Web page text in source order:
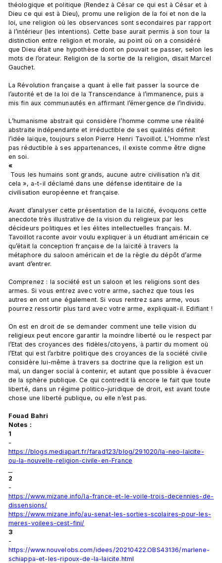
théologique et politique (Rendez à César ce qui est à César et à
Dieu ce qui est à Dieu), promu une religion de la foi et non de la
loi, une religion où les observances sont secondaires par rapport
à l’intérieur (les intentions). Cette base aurait permis à son tour la
distinction entre religion et morale, au point où on a considéré
que Dieu était une hypothèse dont on pouvait se passer, selon les
mots de l’orateur. Religion de la sortie de la religion, disait Marcel
Gauchet.
La Révolution française a quant à elle fait passer la source de
l’autorité et de la loi de la Transcendance à l’immanence, puis a
mis fin aux communautés en affirmant l’émergence de l’individu.
L’humanisme abstrait qui considère l’homme comme une réalité
abstraite indépendante et irréductible de ses qualités définit
l’idée laïque, toujours selon Pierre Henri Tavoillot. L’Homme n’est
pas réductible à ses appartenances, il existe comme être digne
en soi.
«
Tous les humains sont grands, aucune autre civilisation n’a dit
cela », a-t-il déclamé dans une défense identitaire de la
civilisation européenne et française.
Avant d’analyser cette présentation de la laïcité, évoquons cette
anecdote très illustrative de la vision du religieux par les
décideurs politiques et les élites intellectuelles français. M.
Tavoillot raconte avoir voulu expliquer à un étudiant américain ce
qu’était la conception française de la laïcité à travers la
métaphore du saloon américain et de la règle du dépôt d’arme
avant d’entrer.
Comprenez : la société est un saloon et les religions sont des
armes. Si vous entrez avec votre arme, sachez que tous les
autres en ont une également. Si vous rentrez sans arme, vous
pourrez ressortir plus tard avec votre arme, expliquait-il. Edifiant !
On est en droit de se demander comment une telle vision du
religieux peut encore garantir la moindre liberté ou le respect par
l’Etat des croyances des fidèles/citoyens, à partir du moment où
l’Etat qui est l’arbitre politique des croyances de la société civile
considère lui-même à travers sa doctrine que la religion est un
mal, un danger social à contenir, et autant que possible à évacuer
de la sphère publique. Ce qui contredit là encore le fait que toute
liberté, dans un régime politico-juridique de droit, est avant toute
chose une liberté publique, ou elle n’est pas.
Fouad Bahri
Notes :
1
-
https://blogs.mediapart.fr/farad123/blog/291020/la-neo-laicite-
ou-la-nouvelle-religion-civile-en-France
2
-
https://www.mizane.info/la-france-et-le-voile-trois-decennies-de-
dissensions/
https://www.mizane.info/au-senat-les-sorties-scolaires-pour-les-
meres-voilees-cest-fini/
3
-
https://www.nouvelobs.com/idees/20210422.OBS43136/marlene-
schiappa-et-les-ripoux-de-la-laicite.html